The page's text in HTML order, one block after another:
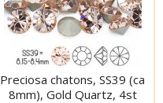
Preciosa chatons, SS39 (ca
8mm), Gold Quartz, 4st